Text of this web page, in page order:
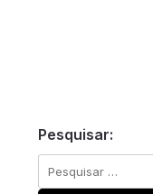
Pesquisar:
Pesquisar
por: